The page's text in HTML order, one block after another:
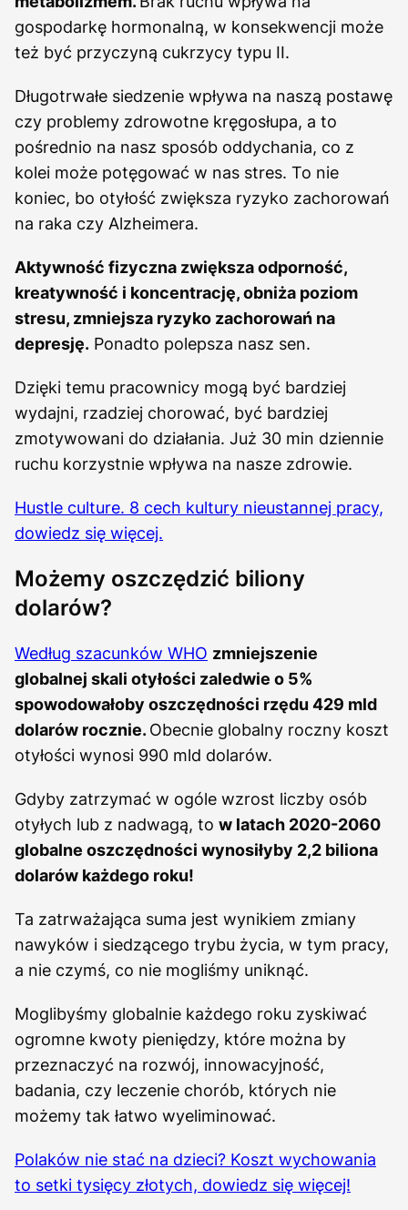
gospodarkę hormonalną, w konsekwencji może
też być przyczyną cukrzycy typu II.
Długotrwałe siedzenie wpływa na naszą postawę
czy problemy zdrowotne kręgosłupa, a to
pośrednio na nasz sposób oddychania, co z
kolei może potęgować w nas stres. To nie
koniec, bo otyłość zwiększa ryzyko zachorowań
na raka czy Alzheimera.
Aktywność fizyczna zwiększa odporność,
kreatywność i koncentrację, obniża poziom
stresu, zmniejsza ryzyko zachorowań na
depresję. Ponadto polepsza nasz sen.
Dzięki temu pracownicy mogą być bardziej
wydajni, rzadziej chorować, być bardziej
zmotywowani do działania. Już 30 min dziennie
ruchu korzystnie wpływa na nasze zdrowie.
Hustle culture. 8 cech kultury nieustannej pracy,
dowiedz się więcej.
Możemy oszczędzić biliony
dolarów?
Według szacunków WHO zmniejszenie
globalnej skali otyłości zaledwie o 5%
spowodowałoby oszczędności rzędu 429 mld
dolarów rocznie. Obecnie globalny roczny koszt
otyłości wynosi 990 mld dolarów.
Gdyby zatrzymać w ogóle wzrost liczby osób
otyłych lub z nadwagą, to w latach 2020-2060
globalne oszczędności wynosiłyby 2,2 biliona
dolarów każdego roku!
Ta zatrważająca suma jest wynikiem zmiany
nawyków i siedzącego trybu życia, w tym pracy,
a nie czymś, co nie mogliśmy uniknąć.
Moglibyśmy globalnie każdego roku zyskiwać
ogromne kwoty pieniędzy, które można by
przeznaczyć na rozwój, innowacyjność,
badania, czy leczenie chorób, których nie
możemy tak łatwo wyeliminować.
Polaków nie stać na dzieci? Koszt wychowania
to setki tysięcy złotych, dowiedz się więcej!